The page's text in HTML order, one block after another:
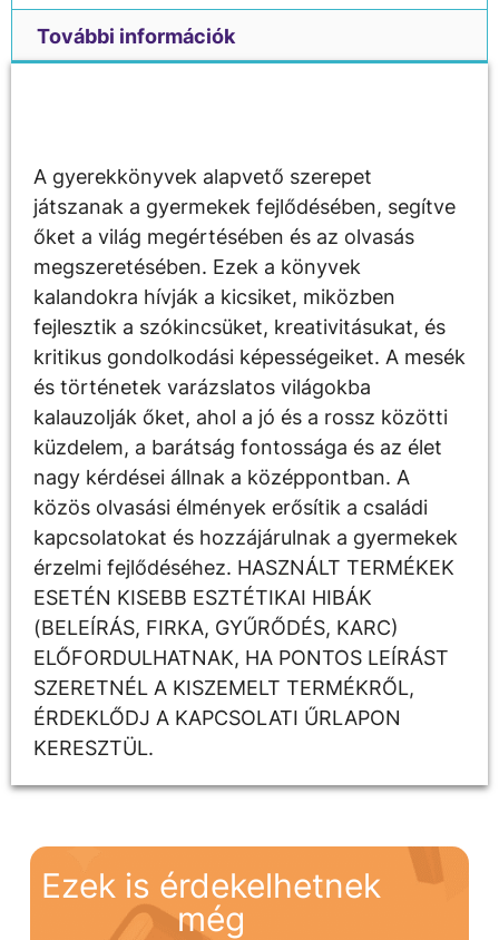
További információk
A gyerekkönyvek alapvető szerepet
játszanak a gyermekek fejlődésében, segítve
őket a világ megértésében és az olvasás
megszeretésében. Ezek a könyvek
kalandokra hívják a kicsiket, miközben
fejlesztik a szókincsüket, kreativitásukat, és
kritikus gondolkodási képességeiket. A mesék
és történetek varázslatos világokba
kalauzolják őket, ahol a jó és a rossz közötti
küzdelem, a barátság fontossága és az élet
nagy kérdései állnak a középpontban. A
közös olvasási élmények erősítik a családi
kapcsolatokat és hozzájárulnak a gyermekek
érzelmi fejlődéséhez. HASZNÁLT TERMÉKEK
ESETÉN KISEBB ESZTÉTIKAI HIBÁK
(BELEÍRÁS, FIRKA, GYŰRŐDÉS, KARC)
ELŐFORDULHATNAK, HA PONTOS LEÍRÁST
SZERETNÉL A KISZEMELT TERMÉKRŐL,
ÉRDEKLŐDJ A KAPCSOLATI ŰRLAPON
KERESZTÜL.
Ezek is érdekelhetnek
még